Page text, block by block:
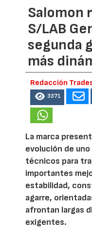
Salomon
S/LAB
segunda
más
Redacción
3371
La marca
evolución de
técnicos para
importantes
estabilidad,
agarre,
afrontan largas
exigentes.